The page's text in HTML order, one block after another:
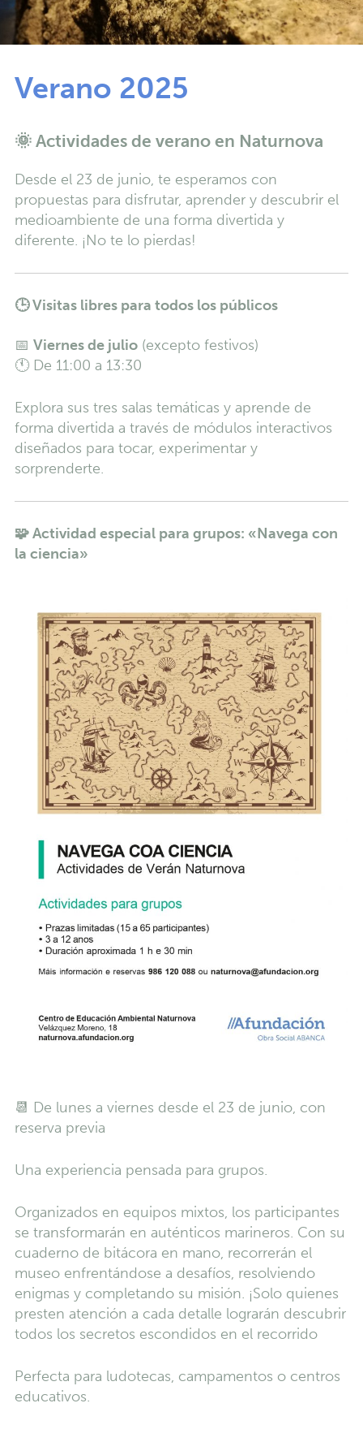
Verano 2025
🌞 Actividades de verano en Naturnova
Desde el 23 de junio, te esperamos con
propuestas para disfrutar, aprender y descubrir el
medioambiente de una forma divertida y
diferente. ¡No te lo pierdas!
🕒Visitas libres para todos los públicos
📅 Viernes de julio(excepto festivos)
🕚 De 11:00 a 13:30
Explora sus tres salas temáticas y aprende de
forma divertida a través de módulos interactivos
diseñados para tocar, experimentar y
sorprenderte.
🧩Actividad especial para grupos: «Navega con
la ciencia»
📆 De lunes a viernes desde el 23 de junio, con
reserva previa
Una experiencia pensada para grupos.
Organizados en equipos mixtos, los participantes
se transformarán en auténticos marineros. Con su
cuaderno de bitácora en mano, recorrerán el
museo enfrentándose a desafíos, resolviendo
enigmas y completando su misión. ¡Solo quienes
presten atención a cada detalle lograrán descubrir
todos los secretos escondidos en el recorrido
Perfecta para ludotecas, campamentos o centros
educativos.